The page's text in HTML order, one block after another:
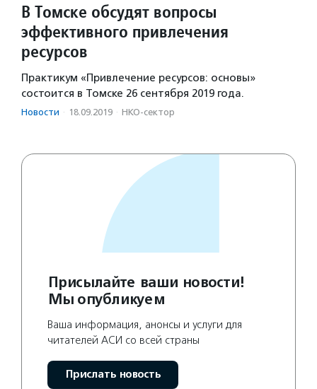
В Томске обсудят вопросы
эффективного привлечения
ресурсов
Практикум «Привлечение ресурсов: основы»
состоится в Томске 26 сентября 2019 года.
Новости · 18.09.2019 · НКО-сектор
Присылайте ваши новости!
Мы опубликуем
Ваша информация, анонсы и услуги для
читателей АСИ со всей страны
Прислать новость